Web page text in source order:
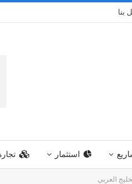
بنا
استثمار
العربي